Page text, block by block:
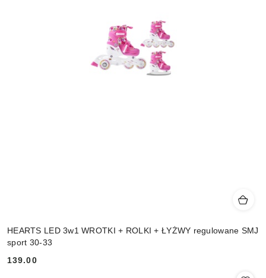
HEARTS LED 3w1 WROTKI + ROLKI + ŁYŻWY regulowane SMJ
sport 30-33
Cena:
139.00